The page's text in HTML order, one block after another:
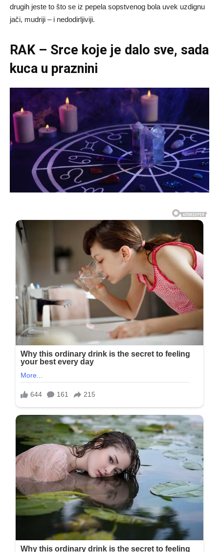
drugih jeste to što se iz pepela sopstvenog bola uvek uzdignu
jači, mudriji – i nedodirljiviji.
RAK – Srce koje je dalo sve, sada
kuca u praznini